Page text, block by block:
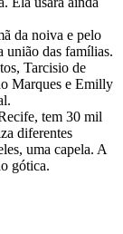
da noiva e pelo
união das famílias.
Tarcisio de
Marques e Emilly
tem 30 mil
diferentes
uma capela. A
gótica.